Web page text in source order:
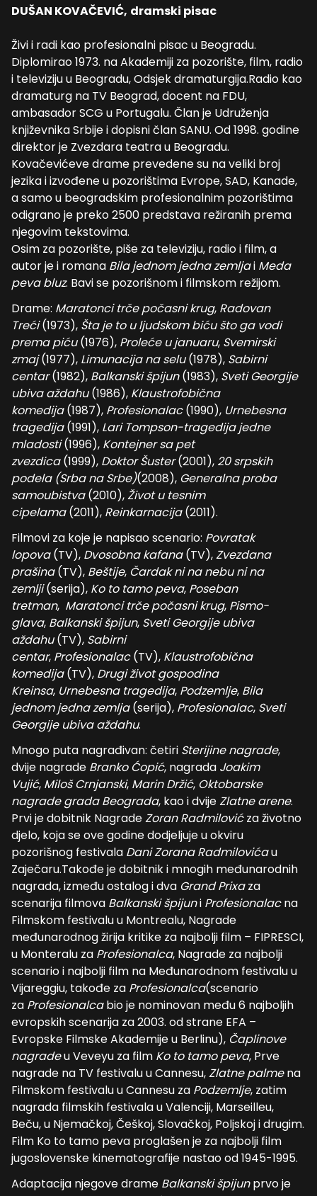
DUŠAN KOVAČEVIĆ, dramski pisac
Živi i radi kao profesionalni pisac u Beogradu.
Diplomirao 1973. na Akademiji za pozorište, film, radio
i televiziju u Beogradu, Odsjek dramaturgija.Radio kao
dramaturg na TV Beograd, docent na FDU,
ambasador SCG u Portugalu. Član je Udruženja
književnika Srbije i dopisni član SANU. Od 1998. godine
direktor je Zvezdara teatra u Beogradu.
Kovačevićeve drame prevedene su na veliki broj
jezika i izvođene u pozorištima Evrope, SAD, Kanade,
a samo u beogradskim profesionalnim pozorištima
odigrano je preko 2500 predstava režiranih prema
njegovim tekstovima.
Osim za pozorište, piše za televiziju, radio i film, a
autor je i romana Bila jednom jedna zemljai Meda
peva bluz. Bavi se pozorišnom i filmskom režijom.
Drame: Maratonci trče počasni krug, Radovan
Treći(1973), Šta je to u ljudskom biću što ga vodi
prema piću(1976), Proleće u januaru, Svemirski
zmaj(1977), Limunacija na selu(1978), Sabirni
centar(1982), Balkanski špijun(1983), Sveti Georgije
ubiva aždahu(1986), Klaustrofobična
komedija(1987), Profesionalac(1990), Urnebesna
tragedija(1991), Lari Tompson-tragedija jedne
mladosti(1996), Kontejner sa pet
zvezdica(1999), Doktor Šuster(2001), 20 srpskih
podela (Srba na Srbe)(2008), Generalna proba
samoubistva(2010),Život u tesnim
cipelama(2011), Reinkarnacija(2011).
Filmovi za koje je napisao scenario: Povratak
lopova(TV), Dvosobna kafana(TV),Zvezdana
prašina(TV), Beštije, Čardak ni na nebu ni na
zemlji(serija), Ko to tamo peva, Poseban
tretman, Maratonci trče počasni krug, Pismo-
glava, Balkanski špijun, Sveti Georgije ubiva
aždahu(TV), Sabirni
centar, Profesionalac(TV), Klaustrofobična
komedija(TV), Drugi život gospodina
Kreinsa, Urnebesna tragedija, Podzemlje, Bila
jednom jedna zemlja(serija), Profesionalac, Sveti
Georgije ubiva aždahu.
Mnogo puta nagrađivan: četiri Sterijine nagrade,
dvije nagrade Branko Ćopić, nagrada Joakim
Vujić, Miloš Crnjanski, Marin Držić, Oktobarske
nagrade grada Beograda, kao i dvijeZlatne arene.
Prvi je dobitnik NagradeZoran Radmilovićza životno
djelo, koja se ove godine dodjeljuje u okviru
pozorišnog festivala Dani Zorana Radmilovićau
Zaječaru.Takođe je dobitnik i mnogih međunarodnih
nagrada, između ostalog i dva Grand Prixaza
scenarija filmova Balkanski špijuni Profesionalacna
Filmskom festivalu u Montrealu, Nagrade
međunarodnog žirija kritike za najbolji film – FIPRESCI,
u Monteralu za Profesionalca, Nagrade za najbolji
scenario i najbolji film na Međunarodnom festivalu u
Vijareggiu, takođe za Profesionalca(scenario
za Profesionalcabio je nominovan među 6 najboljih
evropskih scenarija za 2003. od strane EFA –
Evropske Filmske Akademije u Berlinu), Čaplinove
nagradeu Veveyu za film Ko to tamo peva, Prve
nagrade na TV festivalu u Cannesu,Zlatne palmena
Filmskom festivalu u Cannesu za Podzemlje, zatim
nagrada filmskih festivala u Valenciji, Marseilleu,
Beču, u Njemačkoj, Češkoj, Slovačkoj, Poljskoj i drugim.
Film Ko to tamo peva proglašen je za najbolji film
jugoslovenske kinematografije nastao od 1945-1995.
Adaptacija njegove drame Balkanski špijunprvo je